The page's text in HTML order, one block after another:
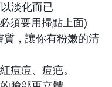
淡化而已
須要用掃點上面)
質，讓你有粉嫩的清
痘痘、痘疤。